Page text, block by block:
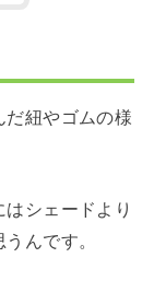
だ紐やゴムの様
シェードより
んです。